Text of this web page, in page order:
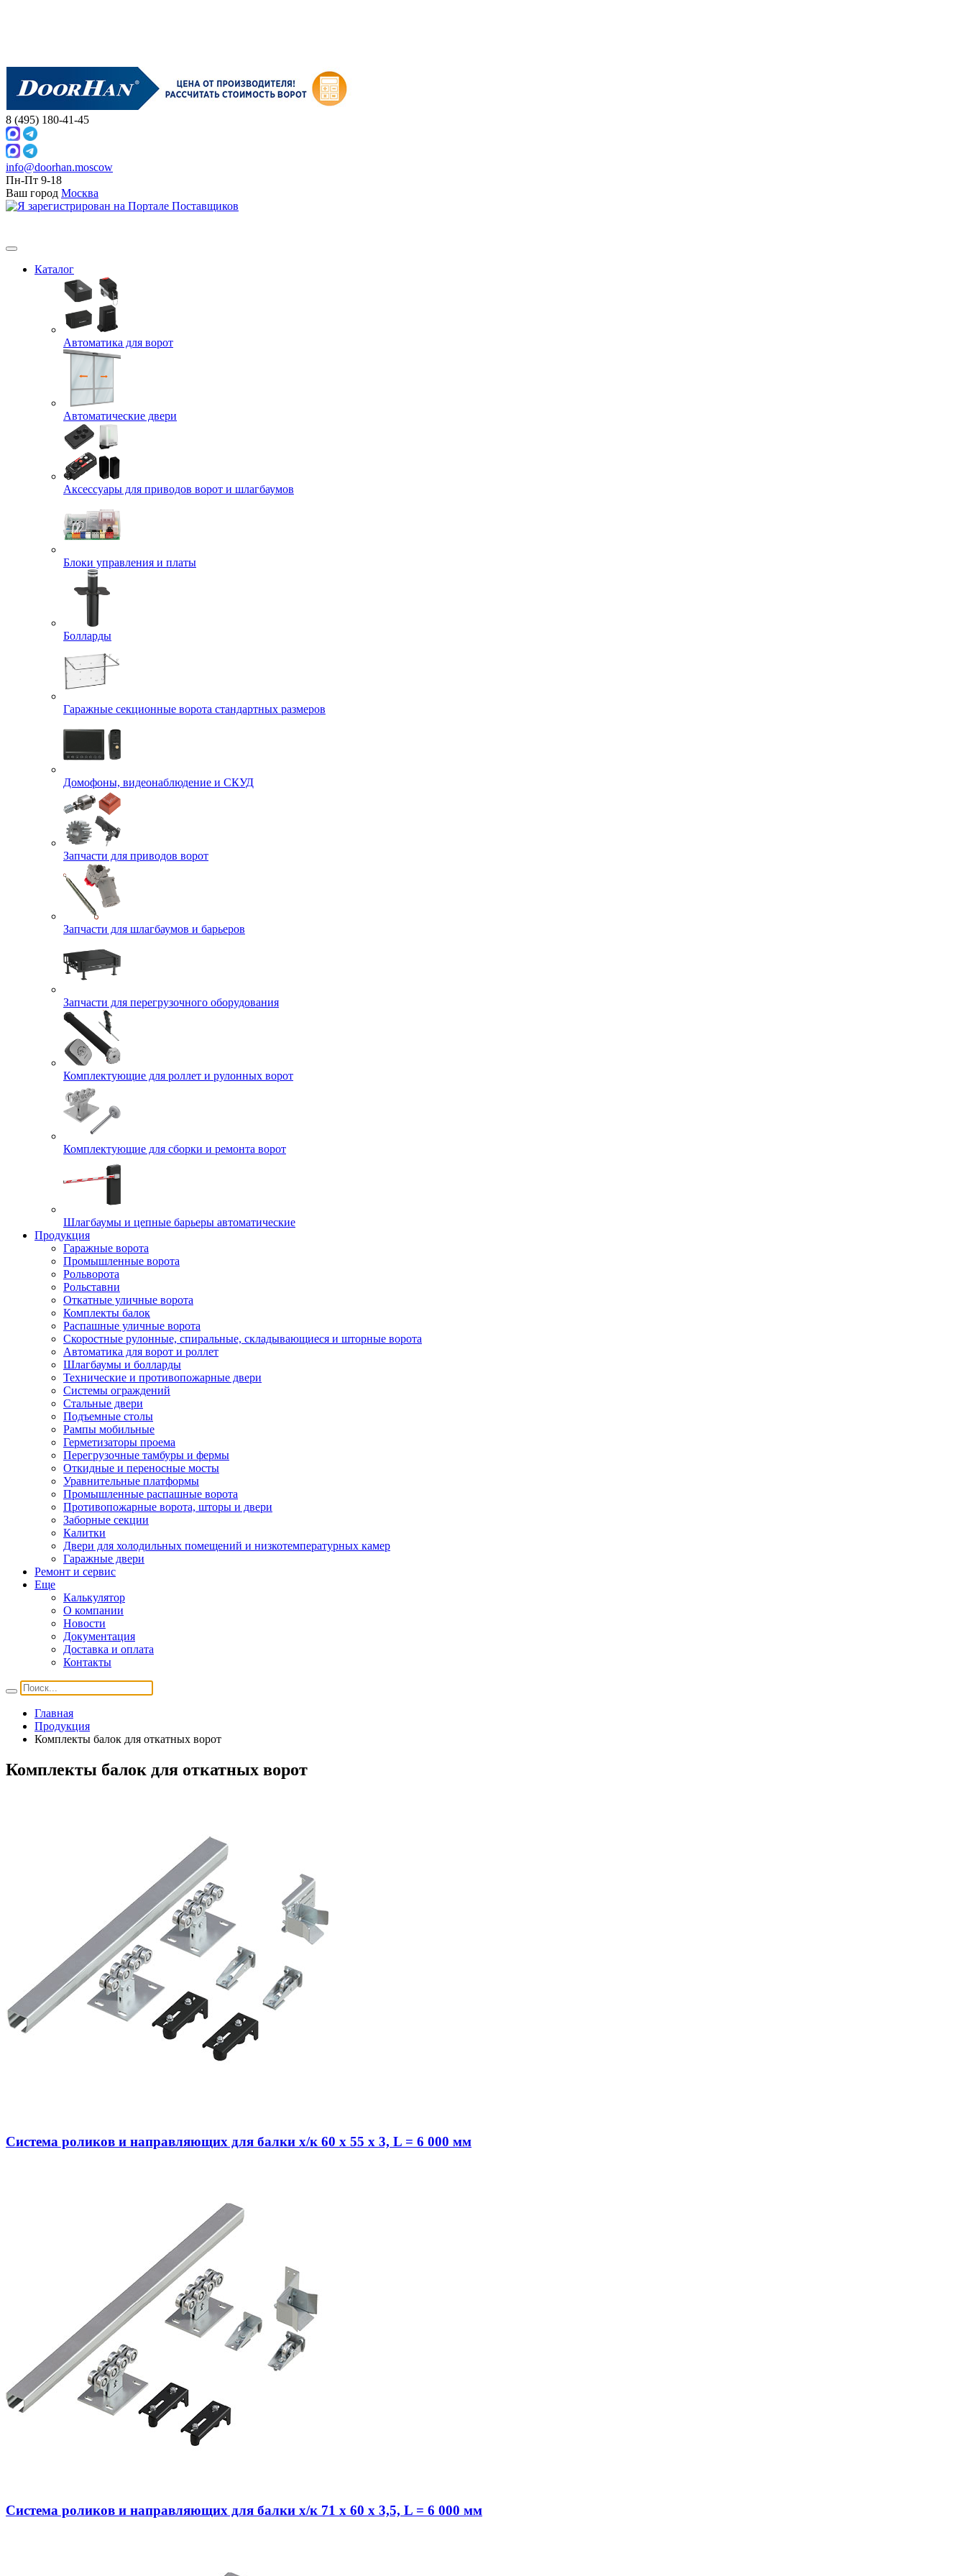
8 (495) 180-41-45
info@doorhan.moscow
Пн-Пт 9-18
Ваш город Москва
Каталог
Автоматика для ворот
Автоматические двери
Аксессуары для приводов ворот и шлагбаумов
Блоки управления и платы
Болларды
Гаражные секционные ворота стандартных размеров
Домофоны, видеонаблюдение и СКУД
Запчасти для приводов ворот
Запчасти для шлагбаумов и барьеров
Запчасти для перегрузочного оборудования
Комплектующие для роллет и рулонных ворот
Комплектующие для сборки и ремонта ворот
Шлагбаумы и цепные барьеры автоматические
Продукция
Гаражные ворота
Промышленные ворота
Рольворота
Рольставни
Откатные уличные ворота
Комплекты балок
Распашные уличные ворота
Скоростные рулонные, спиральные, складывающиеся и шторные ворота
Автоматика для ворот и роллет
Шлагбаумы и болларды
Технические и противопожарные двери
Системы ограждений
Стальные двери
Подъемные столы
Рампы мобильные
Герметизаторы проема
Перегрузочные тамбуры и фермы
Откидные и переносные мосты
Уравнительные платформы
Промышленные распашные ворота
Противопожарные ворота, шторы и двери
Заборные секции
Калитки
Двери для холодильных помещений и низкотемпературных камер
Гаражные двери
Ремонт и сервис
Еще
Калькулятор
О компании
Новости
Документация
Доставка и оплата
Контакты
Главная
Продукция
Комплекты балок для откатных ворот
Комплекты балок для откатных ворот
Система роликов и направляющих для балки х/к 60 х 55 х 3, L = 6 000 мм
Система роликов и направляющих для балки х/к 71 х 60 х 3,5, L = 6 000 мм